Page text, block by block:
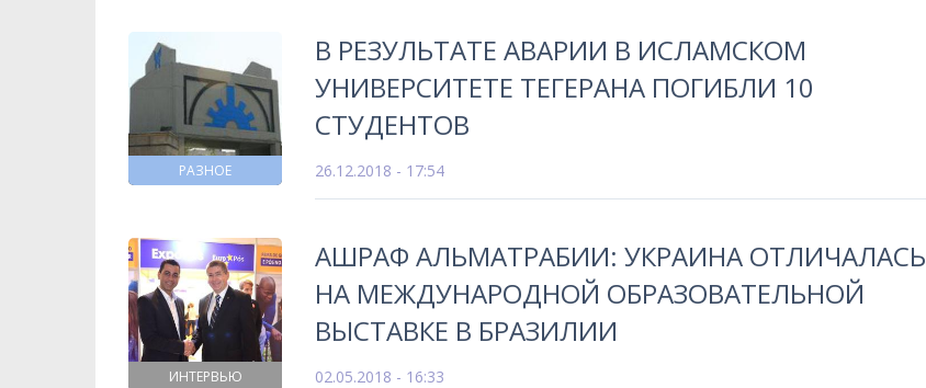
РАЗНОЕ
В РЕЗУЛЬТАТЕ АВАРИИ В ИСЛАМСКОМ
УНИВЕРСИТЕТЕ ТЕГЕРАНА ПОГИБЛИ 10
СТУДЕНТОВ
26.12.2018 - 17:54
ИНТЕРВЬЮ
АШРАФ АЛЬМАТРАБИИ: УКРАИНА ОТЛИЧАЛАСЬ
НА МЕЖДУНАРОДНОЙ ОБРАЗОВАТЕЛЬНОЙ
ВЫСТАВКЕ В БРАЗИЛИИ
02.05.2018 - 16:33